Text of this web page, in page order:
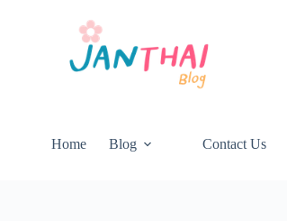
Home Blog Contact Us